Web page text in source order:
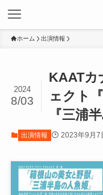
ホーム 出演情報
KAATカ
ェクト
『三浦
2024
8/03
出演情報 2023年9月7